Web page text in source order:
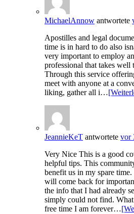
MichaelAnnow antwortete
Apostilles and legal
time is in hard to do also
very important to employ
professional that takes well
Through this service
meet with anyone at a
liking, gather all i…
JeannieKeT antwortete vor
Very Nice This is a good
helpful tips. This
benefit us in my spare
will come back for
the info that I had already
simply could not find.
free time I am forever…